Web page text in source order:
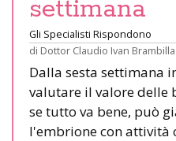
settimana
Gli Specialisti Rispondono
di Dottor Claudio Ivan Brambilla
Dalla sesta settimana
valutare il valore delle
se tutto va bene, può
l'embrione con attività